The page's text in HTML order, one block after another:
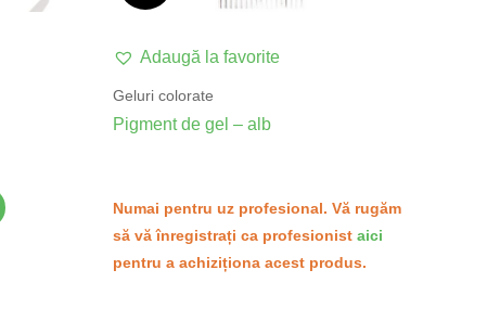
Adaugă la favorite
Geluri colorate
Pigment de gel – alb
Numai pentru uz profesional. Vă rugăm
să vă înregistrați ca profesionist aici
pentru a achiziționa acest produs.